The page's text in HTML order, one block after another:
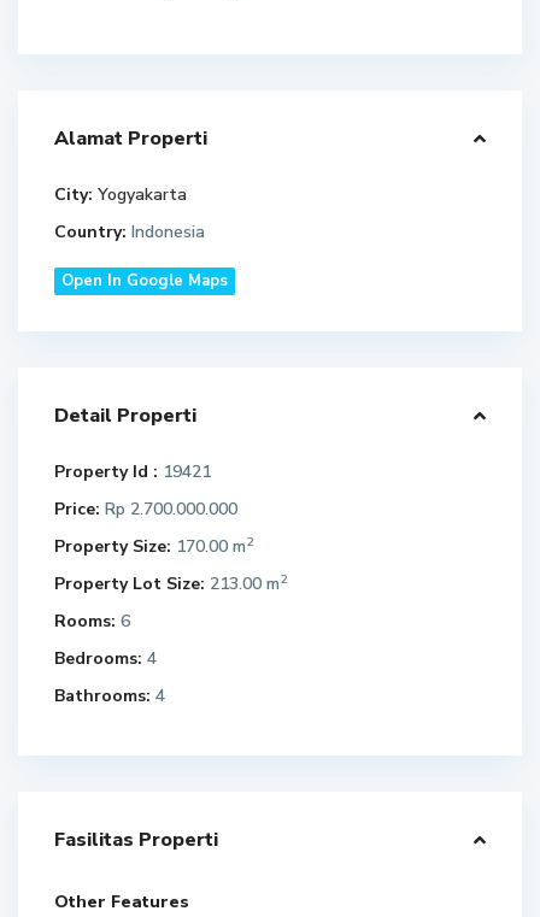
Alamat Properti
City: Yogyakarta
Country: Indonesia
Open In Google Maps
Detail Properti
Property Id : 19421
Price: Rp 2.700.000.000
Property Size: 170.00 m2
Property Lot Size: 213.00 m2
Rooms: 6
Bedrooms: 4
Bathrooms: 4
Fasilitas Properti
Other Features